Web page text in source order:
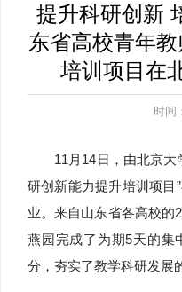
提升科研创新
东省高校青年
培训项目在
时间
11月14日，由北京
研创新能力提升培训项目
业。来自山东省各高校的
燕园完成了为期5天的集
分，夯实了教学科研发展